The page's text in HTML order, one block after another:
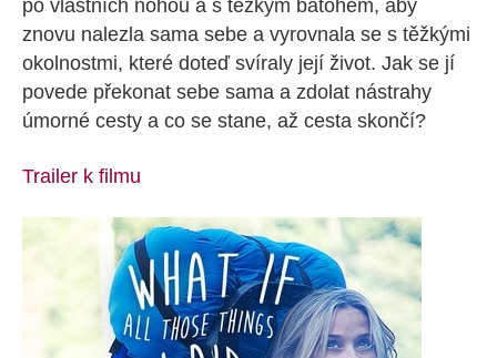
po vlastních nohou a s těžkým batohem, aby
znovu nalezla sama sebe a vyrovnala se s těžkými
okolnostmi, které doteď svíraly její život. Jak se jí
povede překonat sebe sama a zdolat nástrahy
úmorné cesty a co se stane, až cesta skončí?
Trailer k filmu